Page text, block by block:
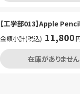
【工学部013】Apple Pencil
金額小計(税込) 11,800
在庫がありません